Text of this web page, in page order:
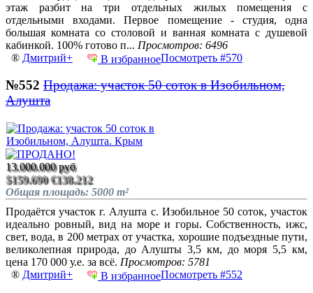
этаж разбит на три отдельных жилых помещения с
отдельными входами. Первое помещение - студия, одна
большая комната со столовой и ванная комната с душевой
кабинкой. 100% готово п... Просмотров: 6496
® Дмитрий+ В избранноеПосмотреть #570
№552 Продажа: участок 50 соток в Изобильном,
Алушта
13.000.000 руб
$159.690 €138.212
Общая площадь: 5000 m²
Продаётся участок г. Алушта с. Изобильное 50 соток, участок
идеально ровный, вид на море и горы. Собственность, ижс,
свет, вода, в 200 метрах от участка, хорошие подъездные пути,
великолепная природа, до Алушты 3,5 км, до моря 5,5 км,
цена 170 000 у.е. за всё. Просмотров: 5781
® Дмитрий+ В избранноеПосмотреть #552